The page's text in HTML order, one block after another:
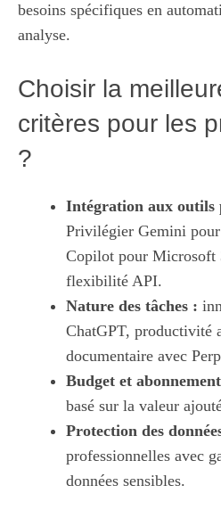
besoins spécifiques en
analyse.
Choisir la
critères pour les
?
Intégration aux outils
Privilégier Gemini
Copilot pour Microsoft
flexibilité API.
Nature des tâches :
ChatGPT, productivité
documentaire avec
Budget et
basé sur la valeur
Protection des
professionnelles avec
données sensibles.